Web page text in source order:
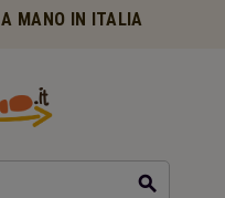
MANO IN ITALIA
search